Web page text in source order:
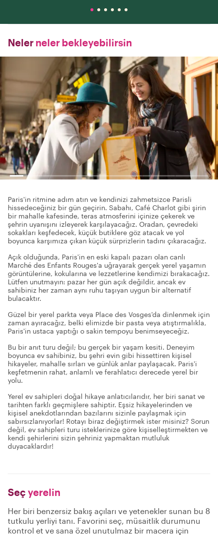
Neler neler bekleyebilirsin
Paris'in ritmine adım atın ve kendinizi zahmetsizce Parisli
hissedeceğiniz bir gün geçirin. Sabahı, Café Charlot gibi şirin
bir mahalle kafesinde, teras atmosferini içinize çekerek ve
şehrin uyanışını izleyerek karşılayacağız. Oradan, çevredeki
sokakları keşfedecek, küçük butiklere göz atacak ve yol
boyunca karşımıza çıkan küçük sürprizlerin tadını çıkaracağız.
Açık olduğunda, Paris'in en eski kapalı pazarı olan canlı
Marché des Enfants Rouges'a uğrayarak gerçek yerel yaşamın
görüntülerine, kokularına ve lezzetlerine kendimizi bırakacağız.
Lütfen unutmayın: pazar her gün açık değildir, ancak ev
sahibiniz her zaman aynı ruhu taşıyan uygun bir alternatif
bulacaktır.
Güzel bir yerel parkta veya Place des Vosges'da dinlenmek için
zaman ayıracağız, belki elimizde bir pasta veya atıştırmalıkla,
Paris'in ustaca yaptığı o sakin tempoyu benimseyeceğiz.
Bu bir anıt turu değil; bu gerçek bir yaşam kesiti. Deneyim
boyunca ev sahibiniz, bu şehri evin gibi hissettiren kişisel
hikayeler, mahalle sırları ve günlük anlar paylaşacak. Paris'i
keşfetmenin rahat, anlamlı ve ferahlatıcı derecede yerel bir
yolu.
Yerel ev sahipleri doğal hikaye anlatıcılarıdır, her biri sanat ve
tarihten farklı geçmişlere sahiptir. Eşsiz hikayelerinden ve
kişisel anekdotlarından bazılarını sizinle paylaşmak için
sabırsızlanıyorlar! Rotayı biraz değiştirmek ister misiniz? Sorun
değil, ev sahipleri turu isteklerinize göre kişiselleştirmekten ve
kendi şehirlerini sizin şehriniz yapmaktan mutluluk
duyacaklardır!
Seç yerelin
Her biri benzersiz bakış açıları ve yetenekler sunan bu 8
tutkulu yerliyi tanı. Favorini seç, müsaitlik durumunu
kontrol et ve sana özel unutulmaz bir macera için